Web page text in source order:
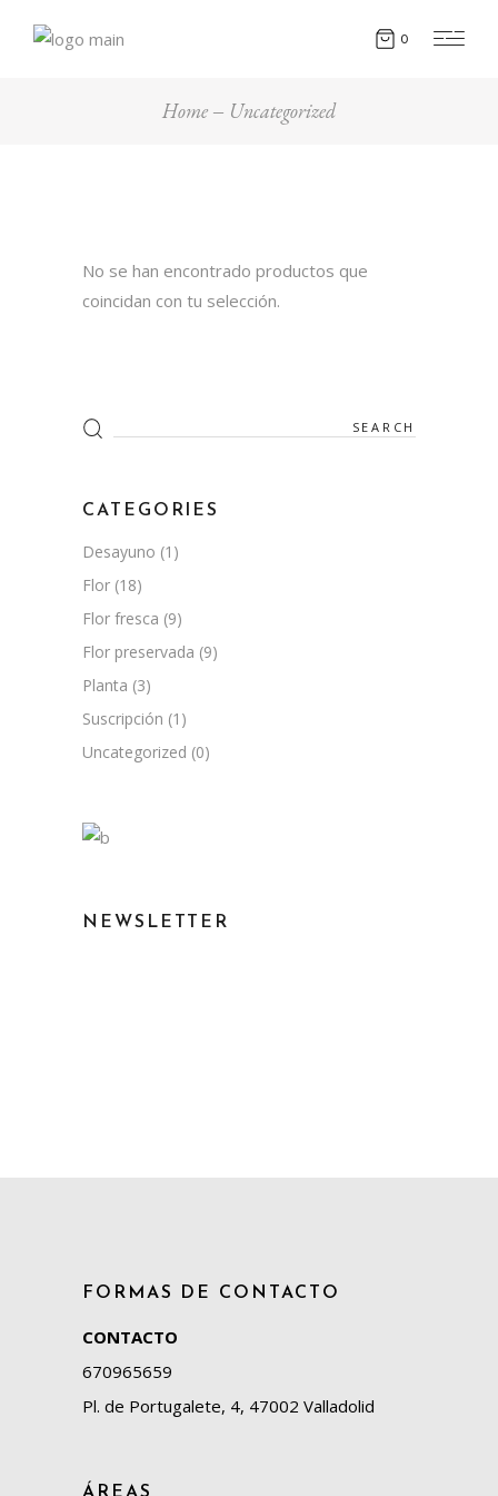
0
Home Uncategorized
No se han encontrado productos que
coincidan con tu selección.
Search
for:
CATEGORIES
Desayuno (1)
Flor (18)
Flor fresca (9)
Flor preservada (9)
Planta (3)
Suscripción (1)
Uncategorized (0)
NEWSLETTER
FORMAS DE CONTACTO
CONTACTO
670965659
Pl. de Portugalete, 4, 47002 Valladolid